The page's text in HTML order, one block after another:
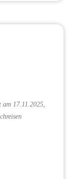
17.11.2025,